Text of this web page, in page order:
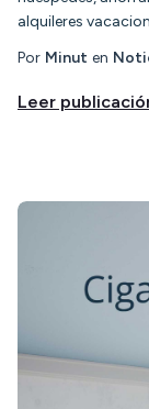
alquileres
Por Minut en
Leer